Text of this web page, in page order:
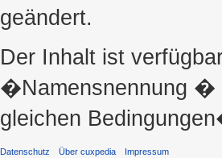
geändert.
Der Inhalt ist
�Namensnennung �
gleichen
Datenschutz Über cuxpedia Impressum